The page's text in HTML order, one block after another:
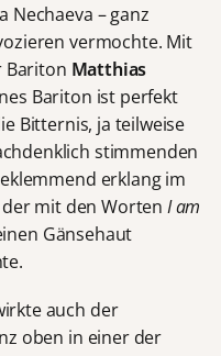
Nechaeva – ganz
vermochte. Mit
Bariton Matthias
Bariton ist perfekt
Bitternis, ja teilweise
stimmenden
erklang im
mit den Worten I am
Gänsehaut
auch der
oben in einer der